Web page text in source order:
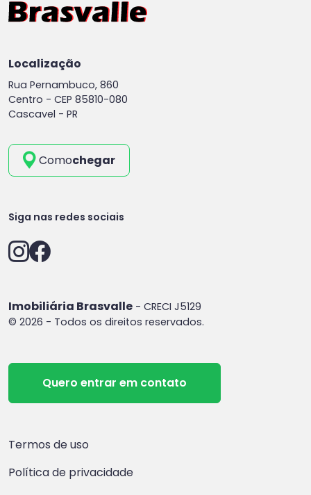
Localização
Rua Pernambuco, 860
Centro - CEP 85810-080
Cascavel - PR
Comochegar
Siga nas redes sociais
Imobiliária Brasvalle - CRECI J5129
© 2026 - Todos os direitos reservados.
Quero entrar em contato
Termos de uso
Política de privacidade